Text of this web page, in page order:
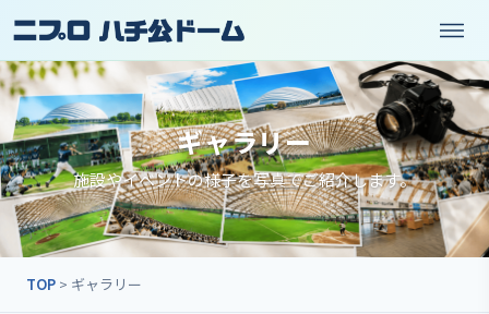
ギャラリー
施設やイベントの様子を写真でご紹介します。
TOP > ギャラリー